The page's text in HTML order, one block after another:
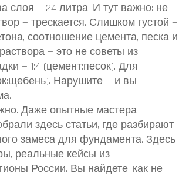
слоя — 24 литра. И тут важно: не
— трескается. Слишком густой —
, соотношение цемента, песка и
— это не советы из
— 1:4 (цемент:песок). Для
Нарушите — и вы
Даже опытные мастера
здесь статьи, где разбирают
замеса для фундамента. Здесь
реальные кейсы из
России. Вы найдете, как не